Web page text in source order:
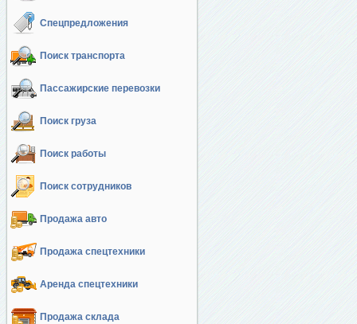
Спецпредложения
Поиск транспорта
Пассажирские перевозки
Поиск груза
Поиск работы
Поиск сотрудников
Продажа авто
Продажа спецтехники
Аренда спецтехники
Продажа склада